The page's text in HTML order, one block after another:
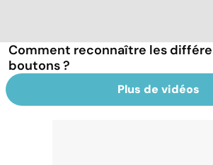
Comment reconnaître les
boutons ?
Plus de vidéos